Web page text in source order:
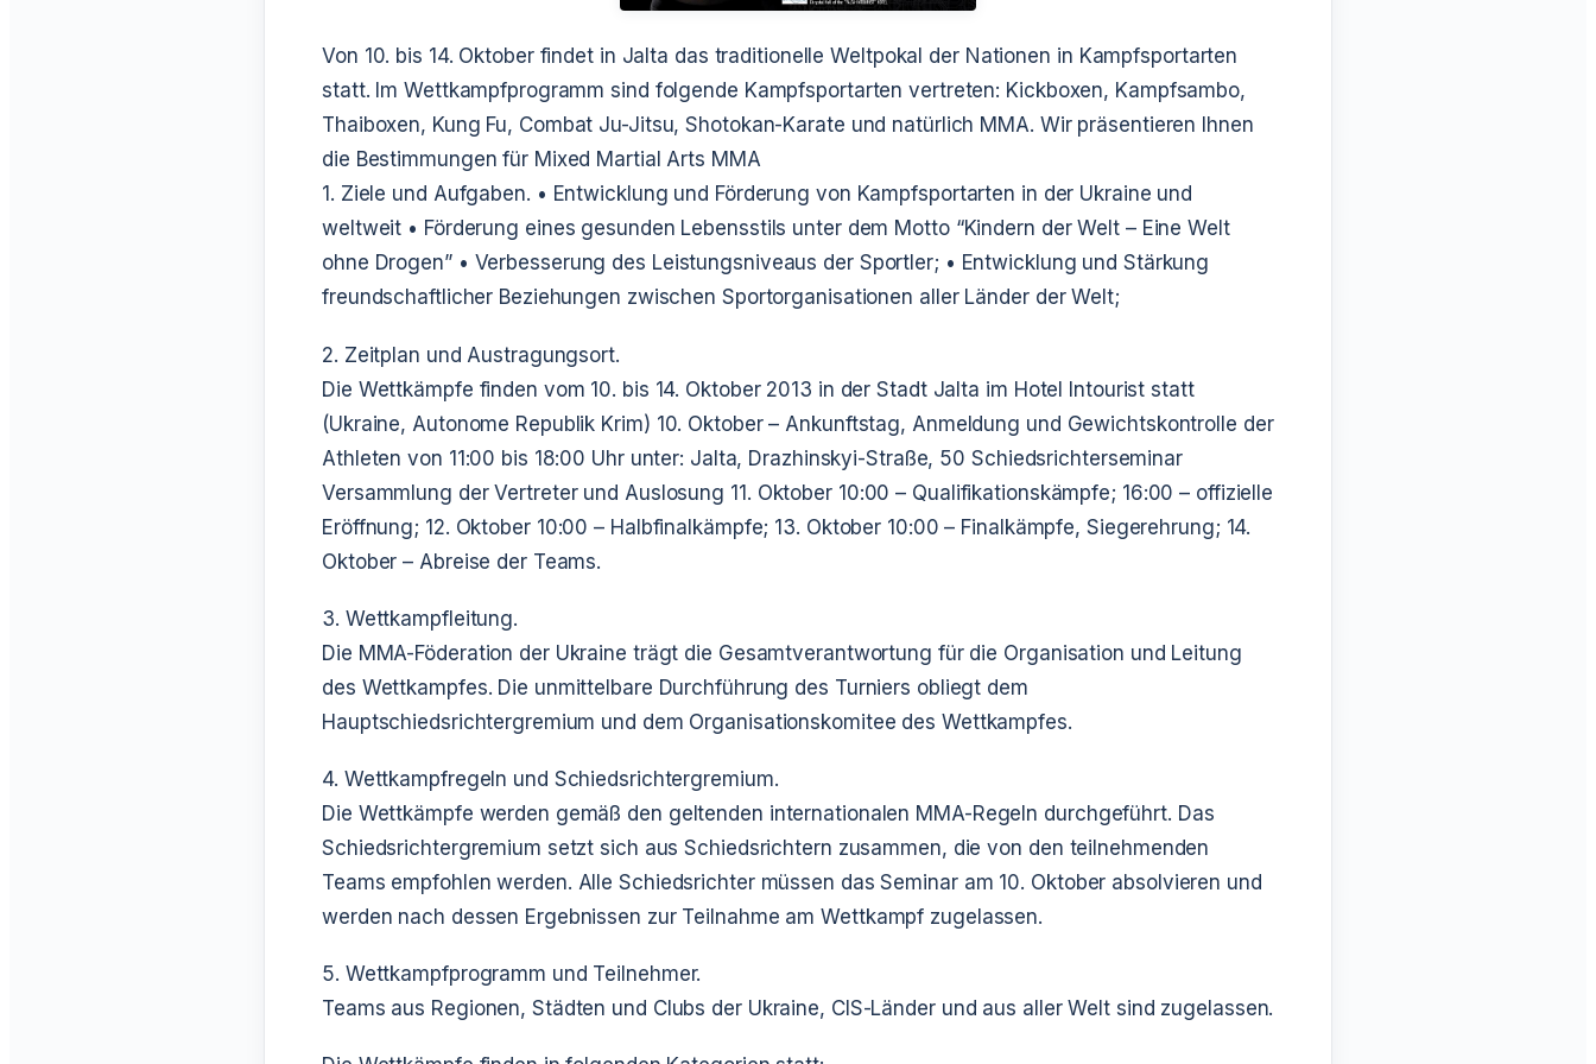
Von 10. bis 14. Oktober findet in Jalta das traditionelle Weltpokal der Nationen in Kampfsportarten
statt. Im Wettkampfprogramm sind folgende Kampfsportarten vertreten: Kickboxen, Kampfsambo,
Thaiboxen, Kung Fu, Combat Ju-Jitsu, Shotokan-Karate und natürlich MMA. Wir präsentieren Ihnen
die Bestimmungen für Mixed Martial Arts MMA
1. Ziele und Aufgaben. • Entwicklung und Förderung von Kampfsportarten in der Ukraine und
weltweit • Förderung eines gesunden Lebensstils unter dem Motto “Kindern der Welt – Eine Welt
ohne Drogen”• Verbesserung des Leistungsniveaus der Sportler; • Entwicklung und Stärkung
freundschaftlicher Beziehungen zwischen Sportorganisationen aller Länder der Welt;
2. Zeitplan und Austragungsort.
Die Wettkämpfe finden vom 10. bis 14. Oktober 2013 in der Stadt Jalta im Hotel Intourist statt
(Ukraine, Autonome Republik Krim) 10. Oktober – Ankunftstag, Anmeldung und Gewichtskontrolle der
Athleten von 11:00 bis 18:00 Uhr unter: Jalta, Drazhinskyi-Straße, 50 Schiedsrichterseminar
Versammlung der Vertreter und Auslosung 11. Oktober10:00 – Qualifikationskämpfe; 16:00 – offizielle
Eröffnung; 12. Oktober10:00 – Halbfinalkämpfe; 13. Oktober 10:00 – Finalkämpfe, Siegerehrung; 14.
Oktober – Abreise der Teams.
3. Wettkampfleitung.
Die MMA-Föderation der Ukraine trägt die Gesamtverantwortung für die Organisation und Leitung
des Wettkampfes. Die unmittelbare Durchführung des Turniers obliegt dem
Hauptschiedsrichtergremium und dem Organisationskomitee des Wettkampfes.
4. Wettkampfregeln und Schiedsrichtergremium.
Die Wettkämpfe werden gemäß den geltenden internationalen MMA-Regeln durchgeführt. Das
Schiedsrichtergremium setzt sich aus Schiedsrichtern zusammen, die von den teilnehmenden
Teams empfohlen werden. Alle Schiedsrichter müssen das Seminar am 10. Oktober absolvieren und
werden nach dessen Ergebnissen zur Teilnahme am Wettkampf zugelassen.
5. Wettkampfprogramm und Teilnehmer.
Teams aus Regionen, Städten und Clubs der Ukraine, CIS-Länder und aus aller Welt sind zugelassen.